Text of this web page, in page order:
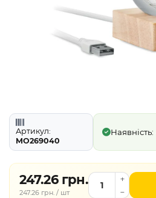
Артикул:
MO269040
247.26 грн.
247.26 грн. / шт